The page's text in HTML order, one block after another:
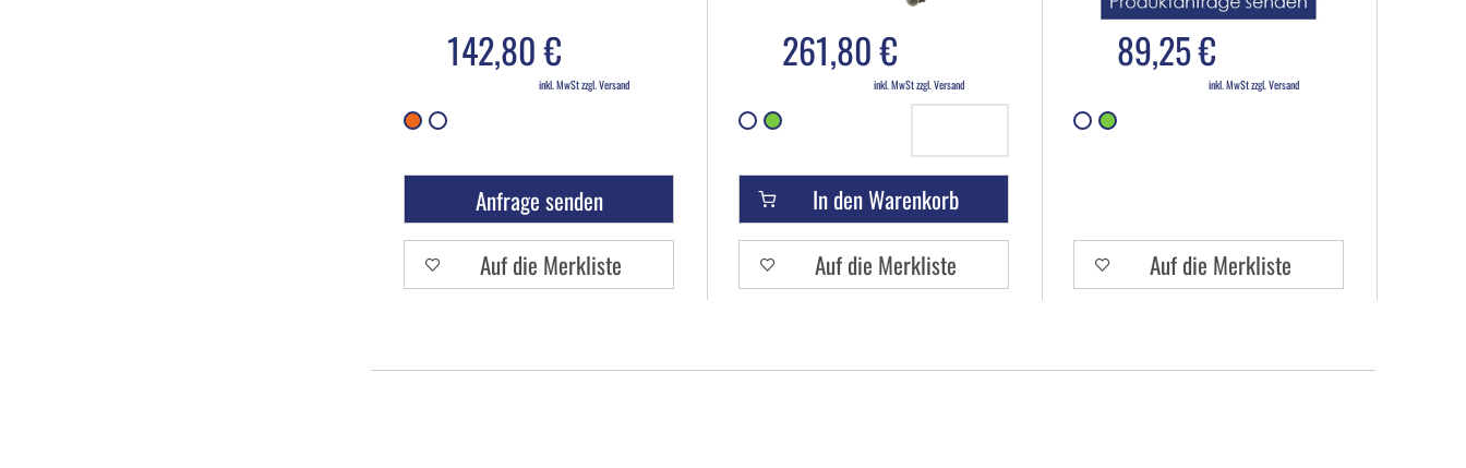
142,80 €
inkl. MwSt zzgl. Versand
Anfrage senden
Auf die Merkliste
261,80 €
inkl. MwSt zzgl. Versand
In den Warenkorb
Auf die Merkliste
89,25 €
inkl. MwSt zzgl. Versand
Auf die Merkliste